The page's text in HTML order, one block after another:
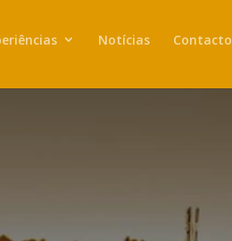
Notícias Contacto